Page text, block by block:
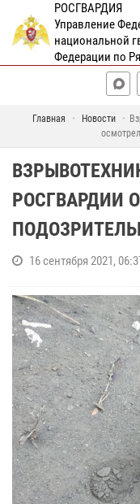
РОСГВАРДИЯ
Управление
национальной
Федерации по
Главная Новости
РОСГВАРДИИ
16 сентября 2021,